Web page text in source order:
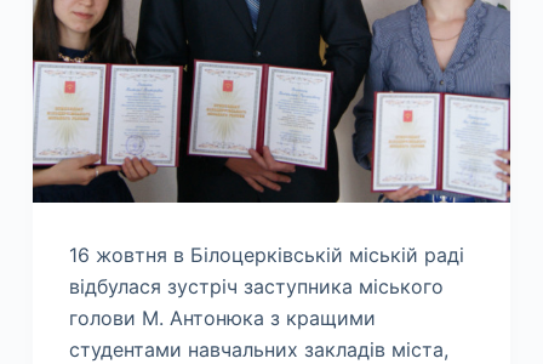
16 жовтня в Білоцерківській міській раді
відбулася зустріч заступника міського
голови М. Антонюка з кращими
студентами навчальних закладів міста,